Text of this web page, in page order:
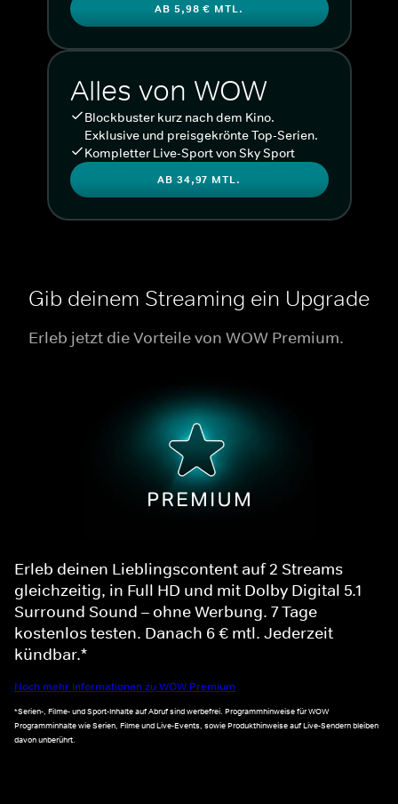
AB 5,98 € MTL.
Alles von WOW
Blockbuster kurz nach dem Kino.
Exklusive und preisgekrönte Top-Serien.
Kompletter Live-Sport von Sky Sport
AB 34,97 MTL.
Gib deinem Streaming ein Upgrade
Erleb jetzt die Vorteile von WOW Premium.
Erleb deinen Lieblingscontent auf 2 Streams
gleichzeitig, in Full HD und mit Dolby Digital 5.1
Surround Sound – ohne Werbung. 7 Tage
kostenlos testen. Danach 6 € mtl. Jederzeit
kündbar.*
Noch mehr Informationen zu WOW Premium
*Serien-, Filme- und Sport-Inhalte auf Abruf sind werbefrei. Programmhinweise für WOW
Programminhalte wie Serien, Filme und Live-Events, sowie Produkthinweise auf Live-Sendern bleiben
davon unberührt.